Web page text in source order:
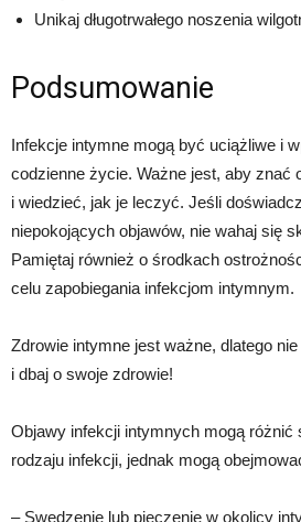
Unikaj długotrwałego noszenia
Podsumowanie
Infekcje intymne mogą być uciążliwe i
codzienne życie. Ważne jest, aby znać
i wiedzieć, jak je leczyć. Jeśli
niepokojących objawów, nie wahaj się
Pamiętaj również o środkach
celu zapobiegania infekcjom intymnym.
Zdrowie intymne jest ważne, dlatego
i dbaj o swoje zdrowie!
Objawy infekcji intymnych mogą różnić
rodzaju infekcji, jednak mogą
– Swędzenie lub pieczenie w okolicy